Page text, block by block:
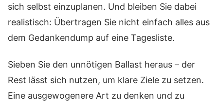
sich selbst einzuplanen. Und bleiben Sie dabei
realistisch: Übertragen Sie nicht einfach alles aus
dem Gedankendump auf eine Tagesliste.
Sieben Sie den unnötigen Ballast heraus – der
Rest lässt sich nutzen, um klare Ziele zu setzen.
Eine ausgewogenere Art zu denken und zu